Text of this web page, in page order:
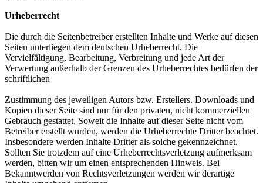
Urheberrecht
Die durch die Seitenbetreiber erstellten Inhalte und Werke auf diesen
Seiten unterliegen dem deutschen Urheberrecht. Die
Vervielfältigung, Bearbeitung, Verbreitung und jede Art der
Verwertung außerhalb der Grenzen des Urheberrechtes bedürfen der
schriftlichen
Zustimmung des jeweiligen Autors bzw. Erstellers. Downloads und
Kopien dieser Seite sind nur für den privaten, nicht kommerziellen
Gebrauch gestattet. Soweit die Inhalte auf dieser Seite nicht vom
Betreiber erstellt wurden, werden die Urheberrechte Dritter beachtet.
Insbesondere werden Inhalte Dritter als solche gekennzeichnet.
Sollten Sie trotzdem auf eine Urheberrechtsverletzung aufmerksam
werden, bitten wir um einen entsprechenden Hinweis. Bei
Bekanntwerden von Rechtsverletzungen werden wir derartige